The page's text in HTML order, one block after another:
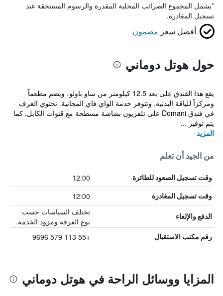
*يشمل المجموع الضرائب المحلية المقدرة والرسوم المستحقة عند
تسجيل المغادرة.
أفضل سعر مضمون
حول هوتل دوماني
يقع هذا الفندق على بعد 12.5 كيلومتر من ساو باولو، ويضم مطعماً
ومركزاً للياقة البدنية. وتتوفر خدمة الواي فاي المجانية. تحتوي الغرف
في فندق Domani على تلفزيون بشاشة مسطحة مع قنوات الكابل. كما
يتم توفير ...
المزيد
من الجيد أن تعلم
وقت تسجيل الصعود للطائرة 12:00
وقت تسجيل المغادرة 12:00
الدفع والإلغاء
تختلف السياسات حسب
نوع الغرفة ومزود الخدمة.
رقم مكتب الاستقبال +55 113 579 9696
المزايا ووسائل الراحة في هوتل دوماني